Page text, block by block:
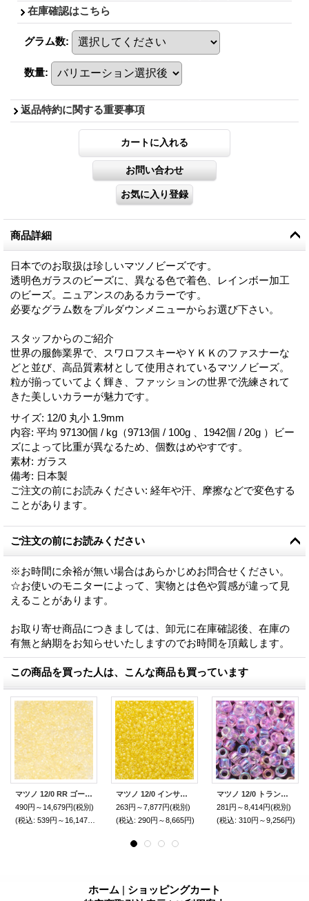
在庫確認はこちら
グラム数:
数量:
返品特約に関する重要事項
商品詳細
日本でのお取扱は珍しいマツノビーズです。
透明色ガラスのビーズに、異なる色で着色、レインボー加工
のビーズ。ニュアンスのあるカラーです。
必要なグラム数をプルダウンメニューからお選び下さい。
スタッフからのご紹介
世界の服飾業界で、スワロフスキーやＹＫＫのファスナーな
どと並び、高品質素材として使用されているマツノビーズ。
粒が揃っていてよく輝き、ファッションの世界で洗練されて
きた美しいカラーが魅力です。
サイズ: 12/0 丸小 1.9mm
内容: 平均 97130個 / kg（9713個 / 100g 、1942個 / 20g ）ビー
ズによって比重が異なるため、個数はめやすです。
素材: ガラス
備考: 日本製
ご注文の前にお読みください: 経年や汗、摩擦などで変色する
ことがあります。
ご注文の前にお読みください
※お時間に余裕が無い場合はあらかじめお問合せください。
☆お使いのモニターによって、実物とは色や質感が違って見
えることがあります。
お取り寄せ商品につきましては、卸元に在庫確認後、在庫の
有無と納期をお知らせいたしますのでお時間を頂戴します。
この商品を買った人は、こんな商品も買っています
マツノ 12/0 RR ゴールドラスター
490円～14,679円(税別)
(税込: 539円～16,147円)
マツノ 12/0 インサイドラスター
263円～7,877円(税別)
(税込: 290円～8,665円)
マツノ 12/0 トランス インサイドレインボー
281円～8,414円(税別)
(税込: 310円～9,256円)
ホーム | ショッピングカート